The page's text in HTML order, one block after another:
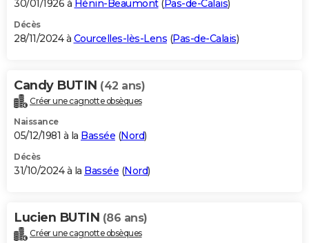
30/01/1926 à Hénin-Beaumont(Pas-de-Calais)
Décès
28/11/2024 à Courcelles-lès-Lens (Pas-de-Calais)
Candy BUTIN (42 ans)
Créer une cagnotte obsèques
Naissance
05/12/1981 à la Bassée (Nord)
Décès
31/10/2024 à la Bassée (Nord)
Lucien BUTIN (86 ans)
Créer une cagnotte obsèques